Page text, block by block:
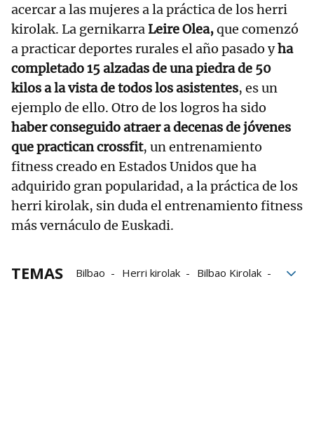
acercar a las mujeres a la práctica de los herri
kirolak. La gernikarraLeire Olea,que comenzó
a practicar deportes rurales el año pasado yha
completado 15 alzadas de una piedra de 50
kilos a la vista de todos los asistentes, es un
ejemplo de ello. Otro de los logros ha sido
haber conseguido atraer a decenas de jóvenes
que practican crossfit, un entrenamiento
fitness creado en Estados Unidos que ha
adquirido gran popularidad, a la práctica de los
herri kirolak, sin duda el entrenamiento fitness
más vernáculo de Euskadi.
TEMAS Bilbao Herri kirolak
Bilbao Kirolak